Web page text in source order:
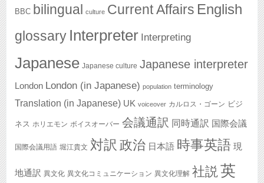
BBC bilingual culture Current Affairs English
glossary Interpreter Interpreting
Japanese Japanese culture Japanese interpreter
London London (in Japanese) population terminology
Translation (in Japanese) UK voiceover カルロス・ゴーン ビジ
ネス ホリエモン ボイスオーバー 会議通訳 同時通訳 国際会議
国際会議用語 堀江貴文 対訳 政治 日本語 時事英語 現
地通訳 異文化 異文化コミュニケーション 異文化理解 社説 英